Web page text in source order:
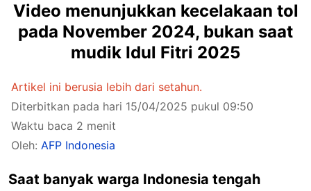
Video menunjukkan kecelakaan tol
pada November 2024, bukan saat
mudik Idul Fitri 2025
Artikel ini berusia lebih dari setahun.
Diterbitkan pada hari 15/04/2025 pukul 09:50
Waktu baca 2 menit
Oleh: AFP Indonesia
Saat banyak warga Indonesia tengah